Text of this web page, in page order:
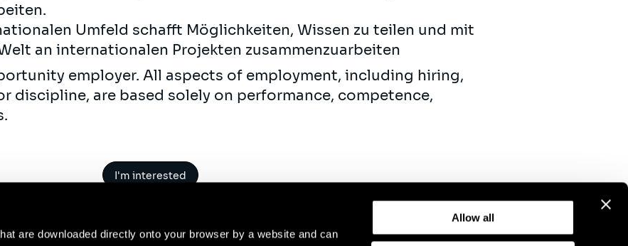
are downloaded directly onto your browser by a website and can
Allow all
Umfeld schafft Möglichkeiten, Wissen zu teilen und mit
an internationalen Projekten zusammenzuarbeiten
employer. All aspects of employment, including hiring,
discipline, are based solely on performance, competence,
I'm interested